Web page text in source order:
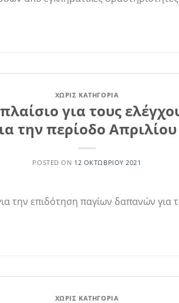
ΧΩΡΊΣ ΚΑΤΗΓΟΡΊΑ
για τους
την περίοδο Απριλίου
POSTED ON 12 ΟΚΤΩΒΡΊΟΥ 2021
την επιδότηση παγίων δαπανών για
ΧΩΡΊΣ ΚΑΤΗΓΟΡΊΑ